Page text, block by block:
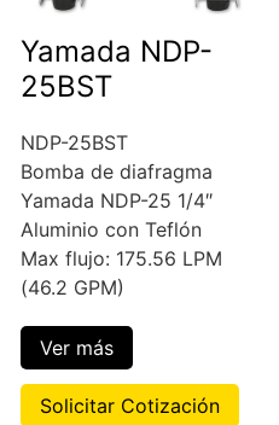
Yamada NDP-
25BST
NDP-25BST
Bomba de diafragma
Yamada NDP-25 1/4″
Aluminio con Teflón
Max flujo: 175.56 LPM
(46.2 GPM)
Ver más
Solicitar Cotización